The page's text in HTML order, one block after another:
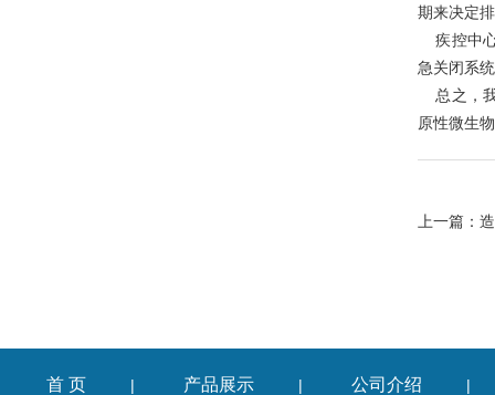
期来决定
疾控中心
急关闭系
总之，我
原性微生
上一篇：
首 页 | 产品展示 | 公司介绍 |